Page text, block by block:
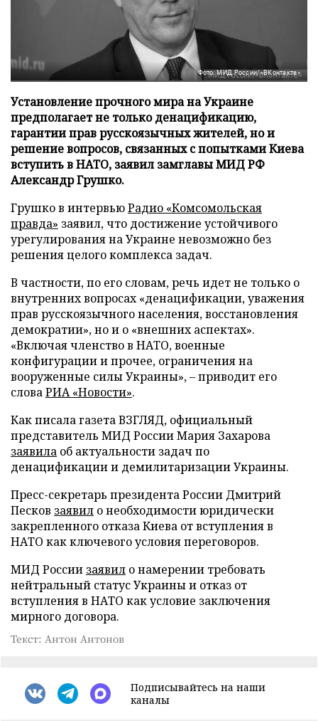
Фото: МИД России/«ВКонтакте»
Установление прочного мира на Украине
предполагает не только денацификацию,
гарантии прав русскоязычных жителей, но и
решение вопросов, связанных с попытками Киева
вступить в НАТО, заявил замглавы МИД РФ
Александр Грушко.
Грушко в интервьюРадио «Комсомольская
правда» заявил, что достижение устойчивого
урегулирования на Украине невозможно без
решения целого комплекса задач.
В частности, по его словам, речь идет не только о
внутренних вопросах «денацификации, уважения
прав русскоязычного населения, восстановления
демократии», но и о «внешних аспектах».
«Включая членство в НАТО, военные
конфигурации и прочее, ограничения на
вооруженные силы Украины», – приводит его
словаРИА «Новости».
Как писала газета ВЗГЛЯД, официальный
представитель МИД России Мария Захарова
заявила об актуальности задач по
денацификации и демилитаризации Украины.
Пресс-секретарь президента России Дмитрий
Песков заявил о необходимости юридически
закрепленного отказа Киева от вступления в
НАТО как ключевого условия переговоров.
МИД России заявил о намерении требовать
нейтральный статус Украины и отказ от
вступления в НАТО как условие заключения
мирного договора.
Текст: Антон Антонов
Подписывайтесь на наши
каналы